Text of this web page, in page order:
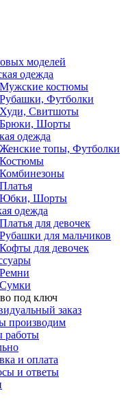
моделей
одежда
Мужские костюмы
Рубашки, Футболки
Худи, Свитшоты
Брюки, Шорты
одежда
Женские топы, Футболки
Костюмы
Комбинезоны
Платья
Юбки, Шорты
одежда
Платья для девочек
Рубашки для мальчиков
Кофты для девочек
Ремни
Сумки
под ключ
заказ
производим
работы
и оплата
и ответы